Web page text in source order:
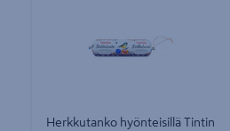
Herkkutanko hyönteisillä Tintin